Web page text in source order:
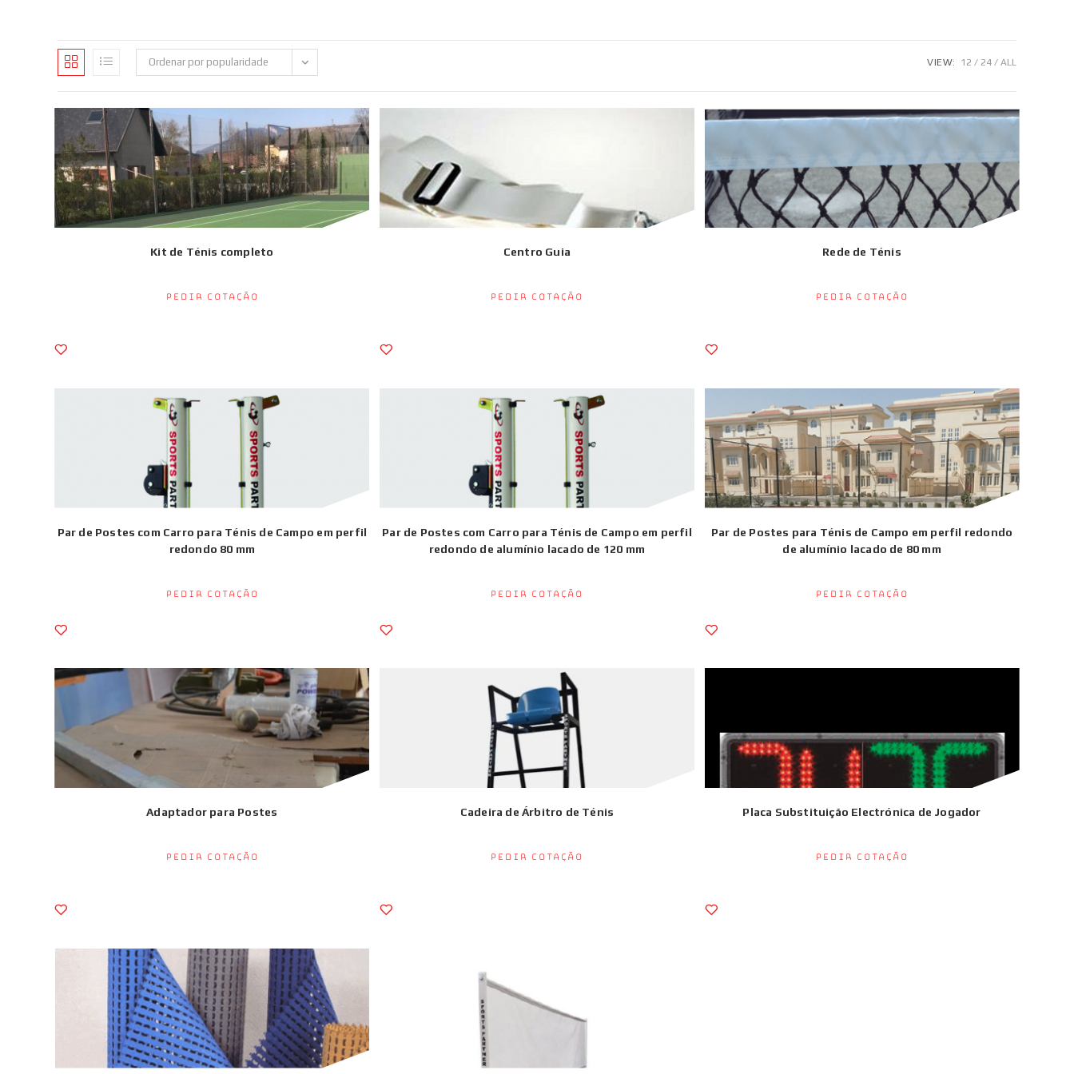
Ordenar por popularidade VIEW: 12 24 ALL
Kit de Ténis completo
Pedir Cotação
Centro Guia
Pedir Cotação
Rede de Ténis
Pedir Cotação
Par de Postes com Carro para Ténis de Campo em perfil
redondo 80 mm
Pedir Cotação
Par de Postes com Carro para Ténis de Campo em perfil
redondo de alumínio lacado de 120 mm
Pedir Cotação
Par de Postes para Ténis de Campo em perfil redondo
de alumínio lacado de 80 mm
Pedir Cotação
Adaptador para Postes
Pedir Cotação
Cadeira de Árbitro de Ténis
Pedir Cotação
Placa Substituição Electrónica de Jogador
Pedir Cotação